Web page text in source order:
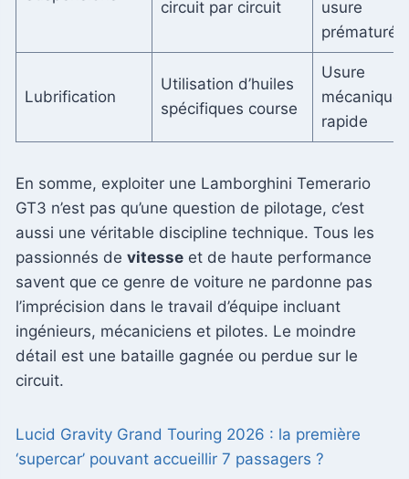
circuit par circuit
usure
prématurée
Lubrification
Utilisation d’huiles
spécifiques course
Usure
mécanique
rapide
En somme, exploiter une Lamborghini Temerario
GT3 n’est pas qu’une question de pilotage, c’est
aussi une véritable discipline technique. Tous les
passionnés de vitesse et de haute performance
savent que ce genre de voiture ne pardonne pas
l’imprécision dans le travail d’équipe incluant
ingénieurs, mécaniciens et pilotes. Le moindre
détail est une bataille gagnée ou perdue sur le
circuit.
Lucid Gravity Grand Touring 2026 : la première
‘supercar’ pouvant accueillir 7 passagers ?